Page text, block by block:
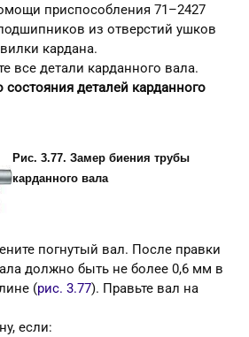
приспособления 71–2427
из отверстий ушков
кардана.
все детали карданного вала.
состояния деталей карданного
Рис. 3.77. Замеp биения тpубы
каpданного вала
погнутый вал. После правки
должно быть не более 0,6 мм в
(рис. 3.77). Правьте вал на
если: